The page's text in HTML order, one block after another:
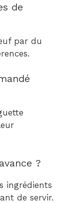
de
par du
?
ingrédients
de servir.